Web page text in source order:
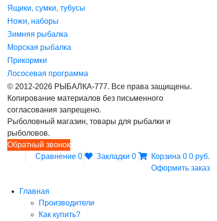
Ящики, сумки, тубусы
Ножи, наборы
Зимняя рыбалка
Морская рыбалка
Прикормки
Лососевая программа
© 2012-2026 РЫБАЛКА-777. Все права защищены.
Копирование материалов без письменного
согласования запрещено.
Рыболовный магазин, товары для рыбалки и
рыболовов.
Обратный звонок
Сравнение 0 Закладки 0 Корзина 0 0 руб.
Оформить заказ
Главная
Производители
Как купить?